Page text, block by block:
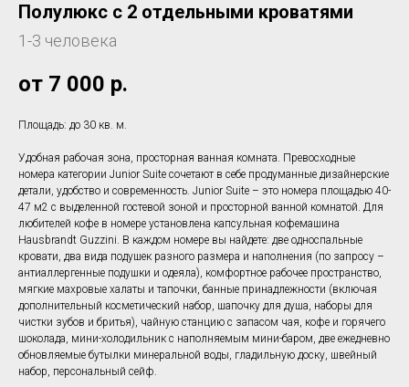
Полулюкс с 2 отдельными кроватями
1-3 человека
от 7 000 р.
Площадь: до 30 кв. м.
Удобная рабочая зона, просторная ванная комната. Превосходные
номера категории Junior Suite сочетают в себе продуманные дизайнерские
детали, удобство и современность. Junior Suite – это номера площадью 40-
47 м2 с выделенной гостевой зоной и просторной ванной комнатой. Для
любителей кофе в номере установлена капсульная кофемашина
Hausbrandt Guzzini. В каждом номере вы найдете: две односпальные
кровати, два вида подушек разного размера и наполнения (по запросу –
антиаллергенные подушки и одеяла), комфортное рабочее пространство,
мягкие махровые халаты и тапочки, банные принадлежности (включая
дополнительный косметический набор, шапочку для душа, наборы для
чистки зубов и бритья), чайную станцию с запасом чая, кофе и горячего
шоколада, мини-холодильник с наполняемым мини-баром, две ежедневно
обновляемые бутылки минеральной воды, гладильную доску, швейный
набор, персональный сейф.